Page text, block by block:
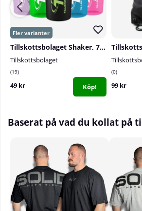
Passform: Oversize
Storlekar:
Tillskottsbolaget Shaker, 700 ml
Tillskottsbolaget
19
49 kr Köp!
0
99 kr
Baserat på vad du kollat på